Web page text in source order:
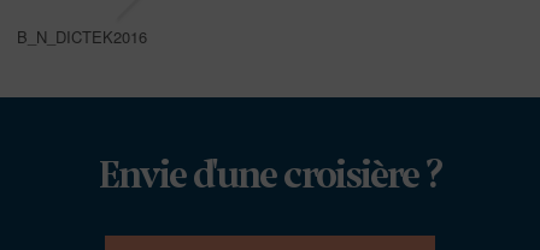
B_N_DICTEK2016
Envie d'une croisière ?